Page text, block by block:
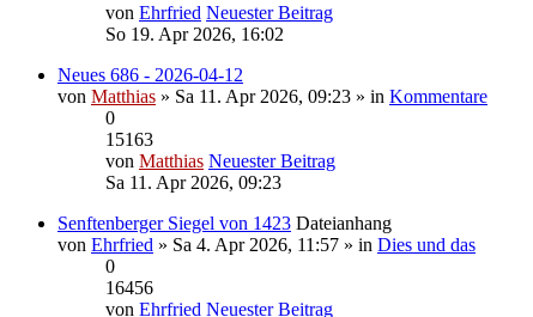
von Ehrfried Neuester Beitrag
So 19. Apr 2026, 16:02
Neues 686 - 2026-04-12
von Matthias » Sa 11. Apr 2026, 09:23 » in Kommentare
0
15163
von Matthias Neuester Beitrag
Sa 11. Apr 2026, 09:23
Senftenberger Siegel von 1423 Dateianhang
von Ehrfried » Sa 4. Apr 2026, 11:57 » in Dies und das
0
16456
von Ehrfried Neuester Beitrag